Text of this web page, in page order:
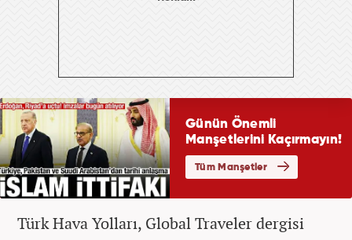
Türk Hava Yolları, Global Traveler dergisi